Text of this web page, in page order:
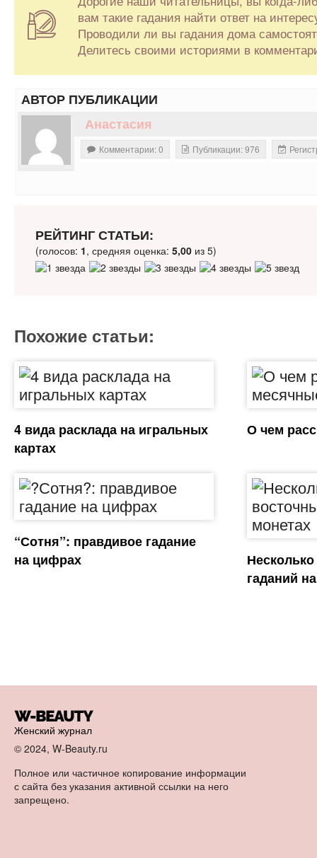
вам такие гадания найти ответ на
Проводили ли вы гадания дома
Делитесь своими историями в
АВТОР ПУБЛИКАЦИИ
Анастасия
Комментарии: 0 Публикации: 976
РЕЙТИНГ СТАТЬИ:
(голосов: 1, средняя оценка: 5,00из 5)
Похожие статьи:
4 вида расклада на игральных
картах
О чем
“Сотня”: правдивое гадание
на цифрах
гаданий
Женский журнал
© 2024, W-Beauty.ru
Полное или частичное копирование информации
с сайта без указания активной ссылки на него
запрещено.